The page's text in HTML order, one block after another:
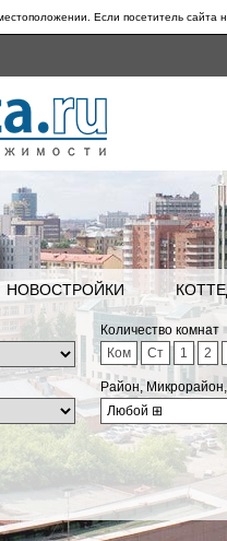
Если посетитель сайта
НОВОСТРОЙКИ
Количество комнат
Ком
Ст 1 2
Район,
Любой ⊞